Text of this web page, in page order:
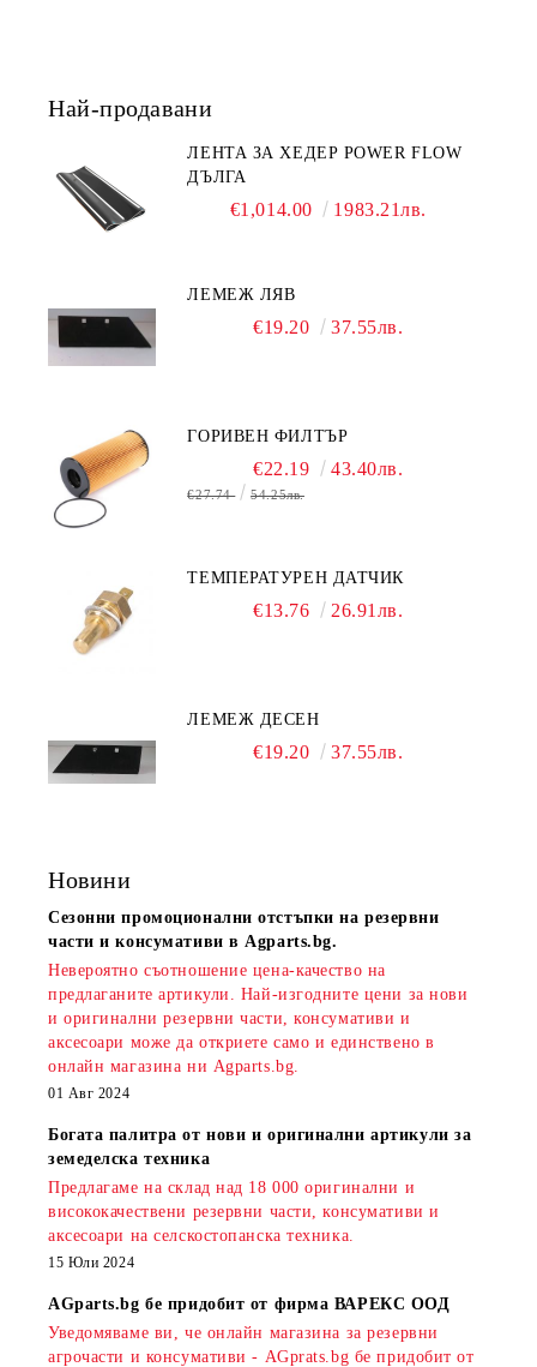
Най-продавани
ЛЕНТА ЗА ХЕДЕР POWER FLOW
ДЪЛГА
€1,014.00 1983.21лв.
ЛЕМЕЖ ЛЯВ
€19.20 37.55лв.
ГОРИВЕН ФИЛТЪР
€22.19 43.40лв.
€27.74 54.25лв.
ТЕМПЕРАТУРЕН ДАТЧИК
€13.76 26.91лв.
ЛЕМЕЖ ДЕСЕН
€19.20 37.55лв.
Новини
Сезонни промоционални отстъпки на резервни
части и консумативи в Agparts.bg.
Невероятно съотношение цена-качество на
предлаганите артикули. Най-изгодните цени за нови
и оригинални резервни части, консумативи и
аксесоари може да откриете само и единствено в
онлайн магазина ни Agparts.bg.
01 Авг 2024
Богата палитра от нови и оригинални артикули за
земеделска техника
Предлагаме на склад над 18 000 оригинални и
висококачествени резервни части, консумативи и
аксесоари на селскостопанска техника.
15 Юли 2024
AGparts.bg бе придобит от фирма ВАРЕКС ООД
Уведомяваме ви, че онлайн магазина за резервни
агрочасти и консумативи - AGprats.bg бе придобит от